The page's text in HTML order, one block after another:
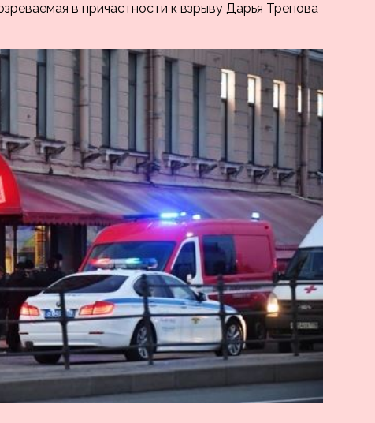
в причастности к взрыву Дарья Трепова